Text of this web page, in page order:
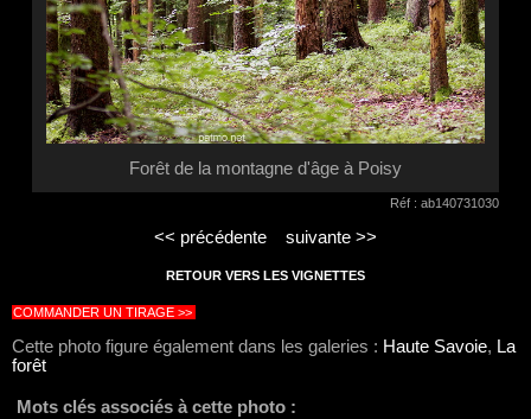
Forêt de la montagne d'âge à Poisy
Réf : ab140731030
<< précédente suivante >>
RETOUR VERS LES VIGNETTES
COMMANDER UN TIRAGE >>
Cette photo figure également dans les galeries : Haute Savoie, La
forêt
Mots clés associés à cette photo :